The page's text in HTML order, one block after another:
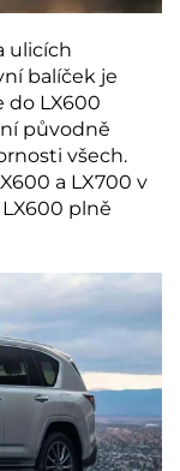
ulicích
balíček je
do LX600
původně
všech.
a LX700 v
plně